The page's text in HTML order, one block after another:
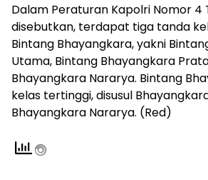
Dalam Peraturan Kapolri Nomor 4
disebutkan, terdapat tiga tanda
Bintang Bhayangkara, yakni
Utama, Bintang Bhayangkara
Bhayangkara Nararya. Bintang
kelas tertinggi, disusul
Bhayangkara Nararya. (Red)